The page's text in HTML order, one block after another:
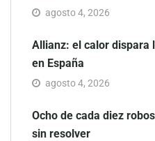
agosto 4, 2026
Allianz: el calor dispara
en España
agosto 4, 2026
Ocho de cada diez
sin resolver